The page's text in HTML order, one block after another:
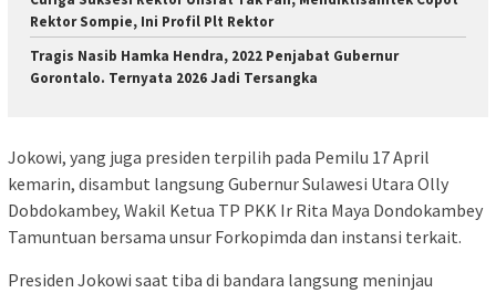
Rektor Sompie, Ini Profil Plt Rektor
Tragis Nasib Hamka Hendra, 2022 Penjabat Gubernur
Gorontalo. Ternyata 2026 Jadi Tersangka
Jokowi, yang juga presiden terpilih pada Pemilu 17 April
kemarin, disambut langsung Gubernur Sulawesi Utara Olly
Dobdokambey, Wakil Ketua TP PKK Ir Rita Maya Dondokambey
Tamuntuan bersama unsur Forkopimda dan instansi terkait.
Presiden Jokowi saat tiba di bandara langsung meninjau